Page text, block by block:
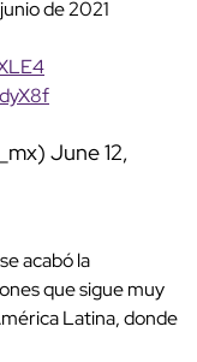
junio de 2021
June 12,
acabó la
que sigue muy
Latina, donde